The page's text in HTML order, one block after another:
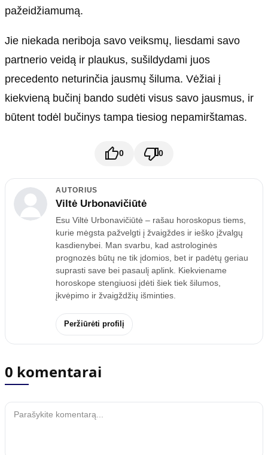
pažeidžiamumą.
Jie niekada neriboja savo veiksmų, liesdami savo
partnerio veidą ir plaukus, sušildydami juos
precedento neturinčia jausmų šiluma. Vėžiai į
kiekvieną bučinį bando sudėti visus savo jausmus, ir
būtent todėl bučinys tampa tiesiog nepamirštamas.
0 0
AUTORIUS
Viltė Urbonavičiūtė
Esu Viltė Urbonavičiūtė – rašau horoskopus tiems,
kurie mėgsta pažvelgti į žvaigždes ir ieško įžvalgų
kasdienybei. Man svarbu, kad astrologinės
prognozės būtų ne tik įdomios, bet ir padėtų geriau
suprasti save bei pasaulį aplink. Kiekviename
horoskope stengiuosi įdėti šiek tiek šilumos,
įkvėpimo ir žvaigždžių išminties.
Peržiūrėti profilį
0 komentarai